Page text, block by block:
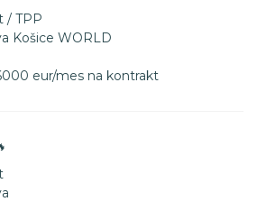
/ TPP
Košice WORLD
eur/mes na kontrakt